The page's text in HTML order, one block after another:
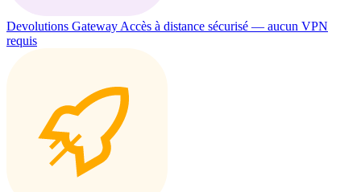
Devolutions Gateway Accès à distance sécurisé — aucun VPN
requis